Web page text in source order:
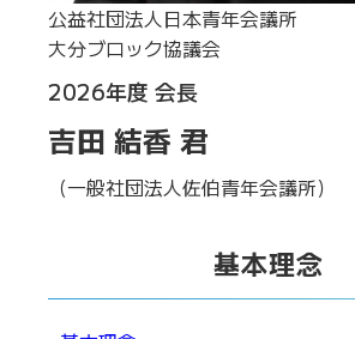
公益社団法人日本青年会議所
大分ブロック協議会
2026年度 会長
吉田 結香 君
（一般社団法人佐伯青年会議所）
基本理念